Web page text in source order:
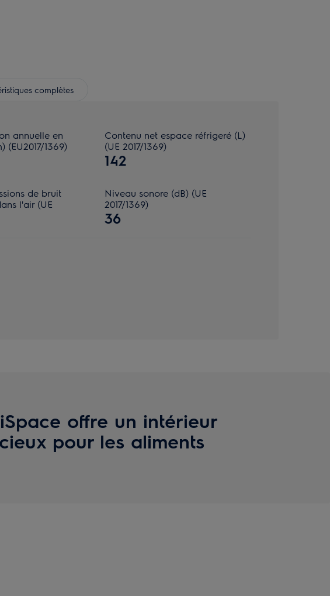
complètes
annuelle en
(EU2017/1369)
Contenu net espace réfrigeré (L)
(UE 2017/1369)
142
de bruit
l'air (UE
Niveau sonore (dB) (UE
2017/1369)
36
offre un intérieur
pour les aliments